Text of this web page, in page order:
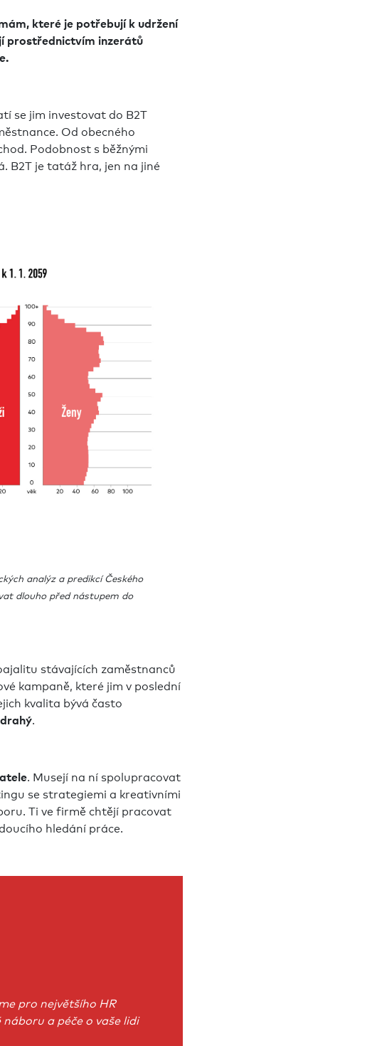
které je potřebují k udržení
prostřednictvím inzerátů
se jim investovat do B2T
Od obecného
Podobnost s běžnými
B2T je tatáž hra, jen na jiné
analýz a predikcí Českého
dlouho před nástupem do
stávajících zaměstnanců
kampaně, které jim v poslední
kvalita bývá často
.
. Musejí na ní spolupracovat
se strategiemi a kreativními
Ti ve firmě chtějí pracovat
hledání práce.
pro největšího HR
a péče o vaše lidi